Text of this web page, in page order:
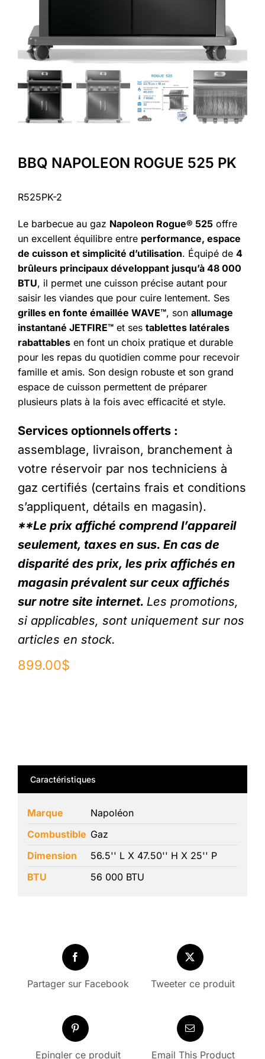
BBQ NAPOLEON ROGUE 525 PK
R525PK-2
Le barbecue au gaz Napoleon Rogue® 525 offre
un excellent équilibre entre performance, espace
de cuisson et simplicité d’utilisation. Équipé de 4
brûleurs principaux développant jusqu’à 48 000
BTU, il permet une cuisson précise autant pour
saisir les viandes que pour cuire lentement. Ses
grilles en fonte émaillée WAVE™, son allumage
instantané JETFIRE™ et ses tablettes latérales
rabattables en font un choix pratique et durable
pour les repas du quotidien comme pour recevoir
famille et amis. Son design robuste et son grand
espace de cuisson permettent de préparer
plusieurs plats à la fois avec efficacité et style.
Services optionnels offerts :
assemblage, livraison, branchement à
votre réservoir par nos techniciens à
gaz certifiés (certains frais et conditions
s’appliquent, détails en magasin).
**Le prix affiché comprend l’appareil
seulement, taxes en sus. En cas de
disparité des prix, les prix affichés en
magasin prévalent sur ceux affichés
sur notre site internet. Les promotions,
si applicables, sont uniquement sur nos
articles en stock.
899.00$
Caractéristiques
Marque
Napoléon
Combustible Gaz
Dimension
56.5'' L X 47.50'' H X 25'' P
BTU
56 000 BTU
Partager sur Facebook Tweeter ce produit
Epingler ce produit Email This Product